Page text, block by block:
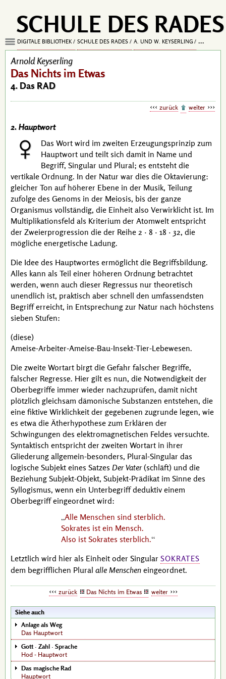
SCHULE DES RADES
DIGITALE BIBLIOTHEK SCHULE DES RADES A. UND W. KEYSERLING DAS
Arnold Keyserling
Das Nichts im Etwas
4. Das RAD
zurück weiter
2. Hauptwort
Das Wort wird im zweiten Erzeugungsprinzip zum
Hauptwort und teilt sich damit in Name und
Begriff, Singular und Plural; es entsteht die
vertikale Ordnung. In der Natur war dies die Oktavierung:
gleicher Ton auf höherer Ebene in der Musik, Teilung
zufolge des Genoms in der Meiosis, bis der ganze
Organismus vollständig, die Einheit also Verwirklicht ist. Im
Multiplikationsfeld als Kriterium der Atomwelt entspricht
der Zweierprogression die der Reihe 2 · 8 · 18 · 32, die
mögliche energetische Ladung.
Die Idee des Hauptwortes ermöglicht die Begriffsbildung.
Alles kann als Teil einer höheren Ordnung betrachtet
werden, wenn auch dieser Regressus nur theoretisch
unendlich ist, praktisch aber schnell den umfassendsten
Begriff erreicht, in Entsprechung zur Natur nach höchstens
sieben Stufen:
(diese)
Ameise-Arbeiter-Ameise-Bau-Insekt-Tier-Lebewesen.
Die zweite Wortart birgt die Gefahr falscher Begriffe,
falscher Regresse. Hier gilt es nun, die Notwendigkeit der
Oberbegriffe immer wieder nachzuprüfen, damit nicht
plötzlich gleichsam dämonische Substanzen entstehen, die
eine fiktive Wirklichkeit der gegebenen zugrunde legen, wie
es etwa die Ätherhypothese zum Erklären der
Schwingungen des elektromagnetischen Feldes versuchte.
Syntaktisch entspricht der zweiten Wortart in ihrer
Gliederung allgemein-besonders, Plural-Singular das
logische Subjekt eines Satzes Der Vater(schläft) und die
Beziehung Subjekt-Objekt, Subjekt-Prädikat im Sinne des
Syllogismus, wenn ein Unterbegriffdeduktiv einem
Oberbegriff eingeordnet wird:
Alle Menschen sind sterblich.
Sokrates ist ein Mensch.
Also ist Sokrates sterblich.
Letztlich wird hier als Einheit oder Singular SOKRATES
dem begrifflichen Plural alle Menschen eingeordnet.
zurück Das Nichts im Etwas weiter
Siehe auch
Anlage als Weg
Das Hauptwort
Gott · Zahl · Sprache
Hod - Hauptwort
Das magische Rad
Hauptwort